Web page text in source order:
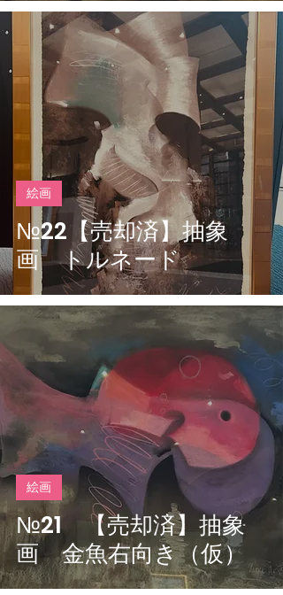
№22【売却済】抽象
画 トルネード
絵画
№21 【売却済】抽象
画 金魚右向き（仮）
絵画